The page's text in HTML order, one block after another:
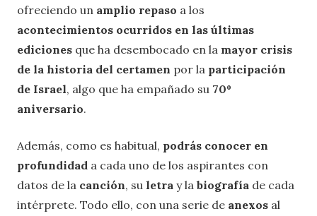
ofreciendo un amplio repaso a los
acontecimientos ocurridos en las últimas
ediciones que ha desembocado en la mayor crisis
de la historia del certamen por la participación
de Israel, algo que ha empañado su 70º
aniversario.
Además, como es habitual, podrás conocer en
profundidad a cada uno de los aspirantes con
datos de la canción, su letra y la biografía de cada
intérprete. Todo ello, con una serie de anexos al